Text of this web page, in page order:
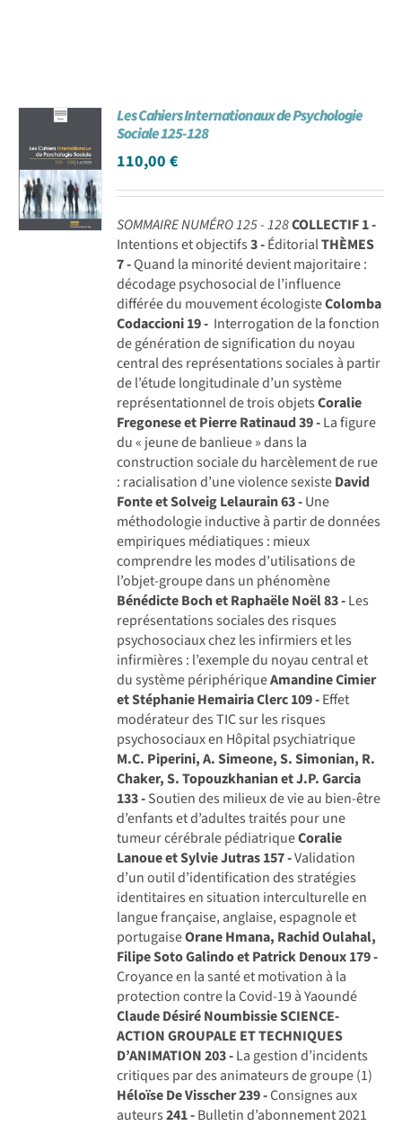
Les Cahiers Internationaux de Psychologie
Sociale 125-128
110,00€
SOMMAIRE NUMÉRO 125 - 128COLLECTIF1 -
Intentions et objectifs3 -ÉditorialTHÈMES
7 -Quand la minorité devient majoritaire :
décodage psychosocial de l’influence
différée du mouvement écologisteColomba
Codaccioni19 - Interrogation de la fonction
de génération de signification du noyau
central des représentations sociales à partir
de l’étude longitudinale d’un système
représentationnel de trois objetsCoralie
Fregonese et Pierre Ratinaud39 -La figure
du « jeune de banlieue » dans la
construction sociale du harcèlement de rue
: racialisation d’une violence sexisteDavid
Fonte et Solveig Lelaurain63 -Une
méthodologie inductive à partir de données
empiriques médiatiques : mieux
comprendre les modes d’utilisations de
l’objet-groupe dans un phénomène
Bénédicte Boch et Raphaële Noël83 -Les
représentations sociales des risques
psychosociaux chez les infirmiers et les
infirmières : l’exemple du noyau central et
du système périphériqueAmandine Cimier
et Stéphanie Hemairia Clerc109 -Effet
modérateur des TIC sur les risques
psychosociaux en Hôpital psychiatrique
M.C. Piperini, A. Simeone, S. Simonian, R.
Chaker, S. Topouzkhanian et J.P. Garcia
133 -Soutien des milieux de vie au bien-être
d’enfants et d’adultes traités pour une
tumeur cérébrale pédiatriqueCoralie
Lanoue et Sylvie Jutras157 -Validation
d’un outil d’identification des stratégies
identitaires en situation interculturelle en
langue française, anglaise, espagnole et
portugaiseOrane Hmana, Rachid Oulahal,
Filipe Soto Galindo et Patrick Denoux179 -
Croyance en la santé et motivation à la
protection contre la Covid-19 à Yaoundé
Claude Désiré NoumbissieSCIENCE-
ACTION GROUPALE ET TECHNIQUES
D’ANIMATION203 -La gestion d’incidents
critiques par des animateurs de groupe (1)
Héloïse De Visscher239 -Consignes aux
auteurs241 -Bulletin d’abonnement 2021